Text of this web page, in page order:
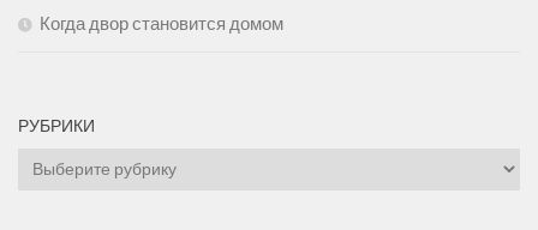
Когда двор становится домом
РУБРИКИ
Рубрики